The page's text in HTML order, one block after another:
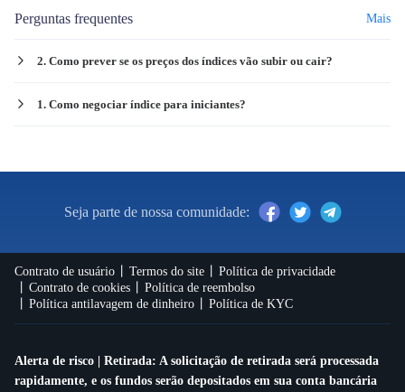
Perguntas frequentes Mais
2. Como prever se os preços dos índices vão subir ou cair?
1. Como negociar índice para iniciantes?
Seja parte de nossa comunidade:
Contrato de usuário Termos do site
Política de privacidade
Contrato de cookies
Política de reembolso
Política antilavagem de dinheiro
Política de KYC
Alerta de risco | Retirada: A solicitação de retirada será processada
rapidamente, e os fundos serão depositados em sua conta bancária